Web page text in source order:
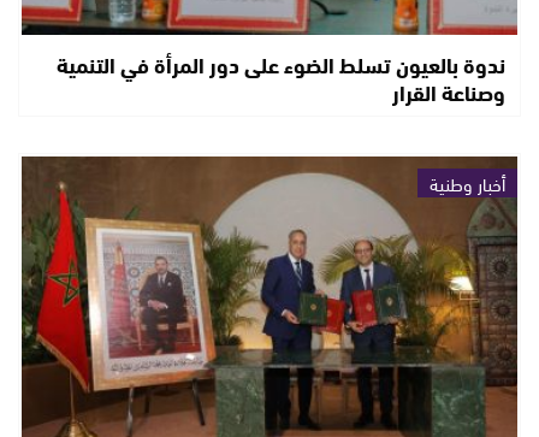
ندوة بالعيون تسلط الضوء على دور المرأة في التنمية
وصناعة القرار
أخبار وطنية